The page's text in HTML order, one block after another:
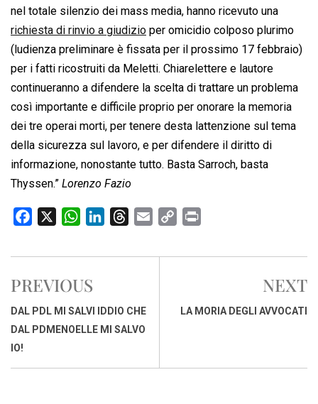
nel totale silenzio dei mass media, hanno ricevuto una
richiesta di rinvio a giudizio per omicidio colposo plurimo
(ludienza preliminare è fissata per il prossimo 17 febbraio)
per i fatti ricostruiti da Meletti. Chiarelettere e lautore
continueranno a difendere la scelta di trattare un problema
così importante e difficile proprio per onorare la memoria
dei tre operai morti, per tenere desta lattenzione sul tema
della sicurezza sul lavoro, e per difendere il diritto di
informazione, nonostante tutto. Basta Sarroch, basta
Thyssen.” Lorenzo Fazio
c
b
o
o
W
a
s
A
p
n
d
I
r
d
s
a
p
i
PREVIOUS
DAL PDL MI SALVI IDDIO CHE
DAL PDMENOELLE MI SALVO
IO!
NEXT
LA MORIA DEGLI AVVOCATI